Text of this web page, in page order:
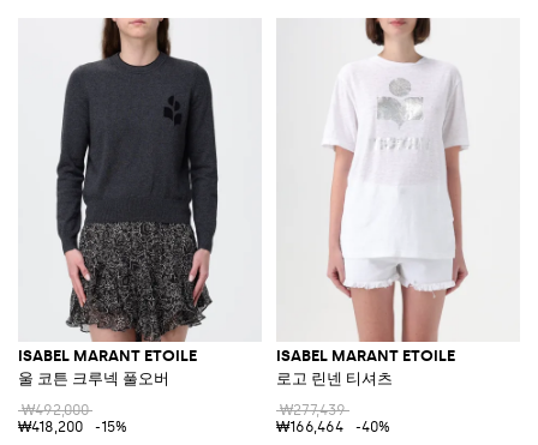
ISABEL MARANT ETOILE
울 코튼 크루넥 풀오버
₩492,000
₩418,200
-15%
ISABEL MARANT ETOILE
로고 린넨 티셔츠
₩277,439
₩166,464
-40%